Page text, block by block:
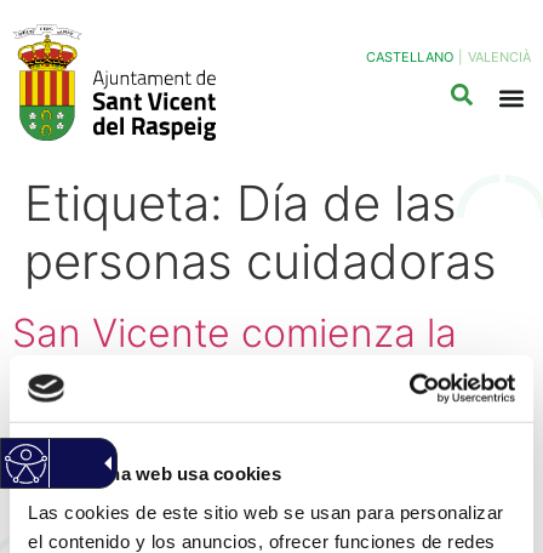
Esta página web usa cookies
Las cookies de este sitio web se usan para personalizar
el contenido y los anuncios, ofrecer funciones de redes
CASTELLANO VALENCIÀ
Etiqueta: Día de las
personas cuidadoras
San Vicente comienza la
conmemoración del Día de
las Personas Cuidadoras
con una concentración y la
lectura de un manifiesto